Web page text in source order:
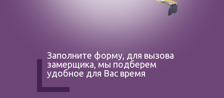
Заполните форму, для вызова
замерщика, мы подберем
удобное для Вас время